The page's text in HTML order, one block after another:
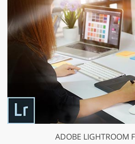
ADOBE LIGHTROOM